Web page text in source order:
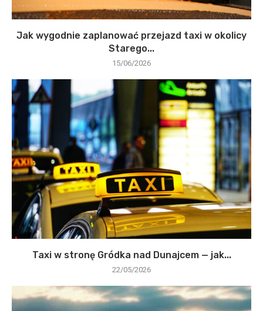
Jak wygodnie zaplanować przejazd taxi w okolicy
Starego...
15/06/2026
Taxi w stronę Gródka nad Dunajcem — jak...
22/05/2026